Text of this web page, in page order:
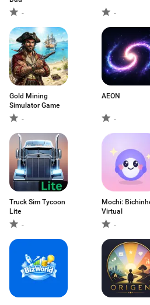
-
-
Gold Mining
Simulator Game
-
AEON
-
Truck Sim Tycoon
Lite
-
Mochi:
Virtual
-